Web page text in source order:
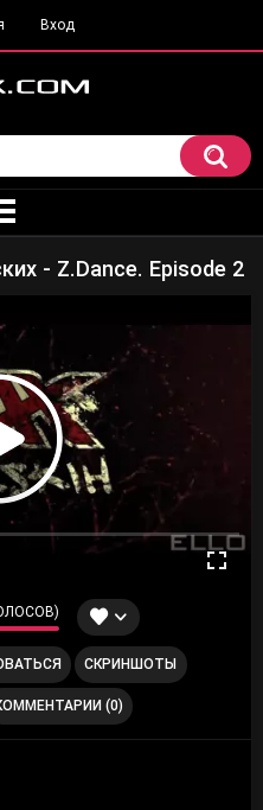
Вход
- Z.Dance. Episode 2
СКРИНШОТЫ
(0)